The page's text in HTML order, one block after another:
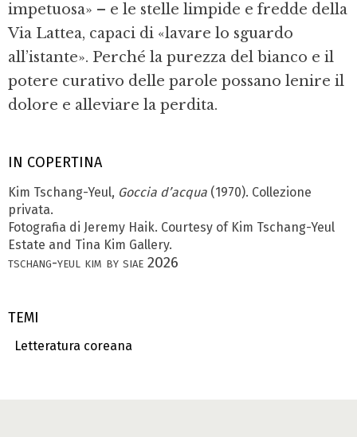
IN COPERTINA
Kim Tschang-Yeul, Goccia d’acqua (1970). Collezione
privata.
Fotografia di Jeremy Haik. Courtesy of Kim Tschang-Yeul
Estate and Tina Kim Gallery.
tschang-yeul kim by siae 2026
TEMI
Letteratura coreana
impetuosa» – e le stelle limpide e fredde della
Via Lattea, capaci di «lavare lo sguardo
all’istante». Perché la purezza del bianco e il
potere curativo delle parole possano lenire il
dolore e alleviare la perdita.